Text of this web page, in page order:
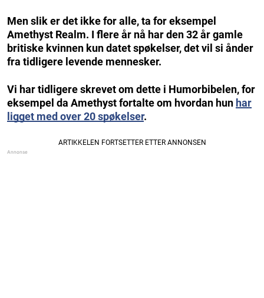
Men slik er det ikke for alle, ta for eksempel
Amethyst Realm. I flere år nå har den 32 år gamle
britiske kvinnen kun datet spøkelser, det vil si ånder
fra tidligere levende mennesker.
Vi har tidligere skrevet om dette i Humorbibelen, for
eksempel da Amethyst fortalte om hvordan hun har
ligget med over 20 spøkelser.